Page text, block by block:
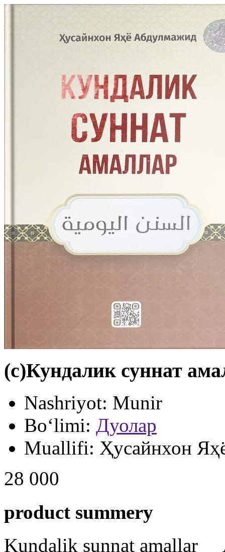
(с)Кундалик суннат
Nashriyot: Munir
Bo‘limi: Дуолар
Muallifi: Ҳусайнхон
28 000
product summery
Kundalik sunnat amallar